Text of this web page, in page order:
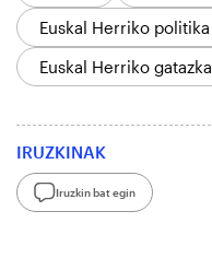
Euskal Herriko politika
Euskal Herriko gatazka
IRUZKINAK
Iruzkin bat egin